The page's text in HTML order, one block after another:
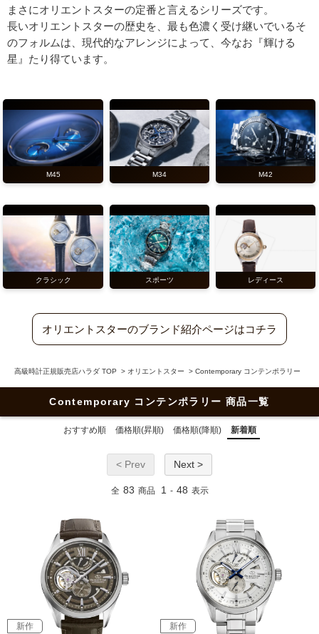
まさにオリエントスターの定番と言えるシリーズです。
長いオリエントスターの歴史を、最も色濃く受け継いでいるそ
のフォルムは、現代的なアレンジによって、今なお『輝ける
星』たり得ています。
M45 M34 M42
クラシック スポーツ レディース
オリエントスターのブランド紹介ページはコチラ
高級時計正規販売店ハラダ TOP > オリエントスター > Contemporary コンテンポラリー
Contemporary コンテンポラリー 商品一覧
おすすめ順 価格順(昇順) 価格順(降順) 新着順
< Prev Next >
全 83 商品 1 - 48 表示
新作 新作